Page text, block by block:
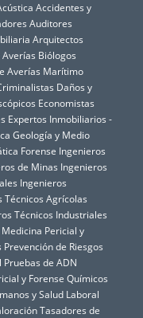
Accidentes y
Auditores
Arquitectos
Averías Biólogos
Averías Marítimo
Daños y
Economistas
Expertos Inmobiliarios -
Geología y Medio
Forense Ingenieros
de Minas Ingenieros
Ingenieros
Técnicos Agrícolas
Técnicos Industriales
Medicina Pericial y
Prevención de Riesgos
Pruebas de ADN
y Forense Químicos
y Salud Laboral
Tasadores de